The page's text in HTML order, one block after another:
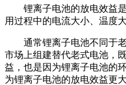
锂离子电池的放电效益
用过程中的电流大小、温度
通常锂离子电池不同于
市场上组建替代老式电池，
益，也是因为锂离子电池的
为锂离子电池的放电效益更大